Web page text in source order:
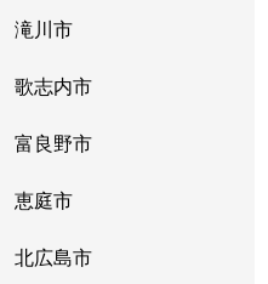
滝川市
歌志内市
富良野市
恵庭市
北広島市